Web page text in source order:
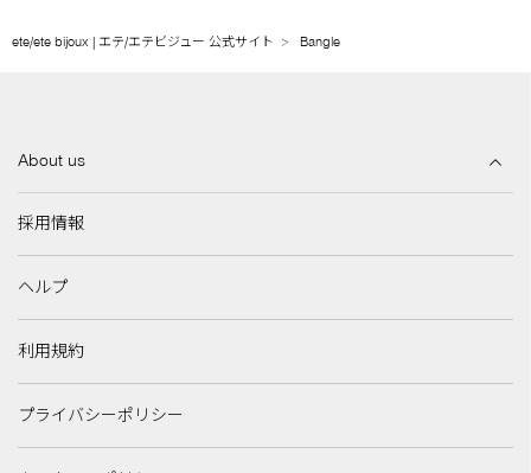
ete/ete bijoux | エテ/エテビジュー 公式サイト Bangle
About us
採用情報
ヘルプ
利用規約
プライバシーポリシー